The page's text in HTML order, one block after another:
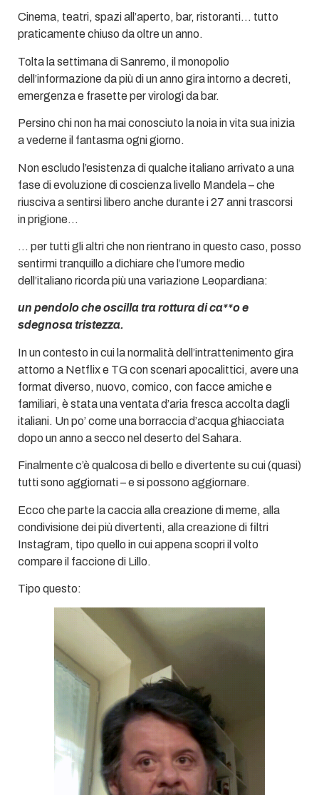
Cinema, teatri, spazi all’aperto, bar, ristoranti… tutto
praticamente chiuso da oltre un anno.
Tolta la settimana di Sanremo, il monopolio
dell’informazione da più di un anno gira intorno a decreti,
emergenza e frasette per virologi da bar.
Persino chi non ha mai conosciuto la noia in vita sua inizia
a vederne il fantasma ogni giorno.
Non escludo l’esistenza di qualche italiano arrivato a una
fase di evoluzione di coscienza livello Mandela – che
riusciva a sentirsi libero anche durante i 27 anni trascorsi
in prigione…
… per tutti gli altri che non rientrano in questo caso, posso
sentirmi tranquillo a dichiare che l’umore medio
dell’italiano ricorda più una variazione Leopardiana:
un pendolo che oscilla tra rottura di ca**o e
sdegnosa tristezza.
In un contesto in cui la normalità dell’intrattenimento gira
attorno a Netflix e TG con scenari apocalittici, avere una
format diverso, nuovo, comico, con facce amiche e
familiari, è stata una ventata d’aria fresca accolta dagli
italiani. Un po’ come una borraccia d’acqua ghiacciata
dopo un anno a secco nel deserto del Sahara.
Finalmente c’è qualcosa di bello e divertente su cui (quasi)
tutti sono aggiornati – e si possono aggiornare.
Ecco che parte la caccia alla creazione di meme, alla
condivisione dei più divertenti, alla creazione di filtri
Instagram, tipo quello in cui appena scopri il volto
compare il faccione di Lillo.
Tipo questo: